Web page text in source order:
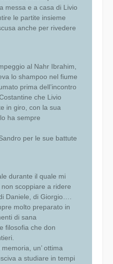
messa e a casa di Livio
le partite insieme
anche per rivedere
al Nahr Ibrahim,
lo shampoo nel fiume
prima dell’incontro
che Livio
in giro, con la sua
ha sempre
per le sue battute
durante il quale mi
scoppiare a ridere
Daniele, di Giorgio….
molto preparato in
di sana
filosofia che don
un’ ottima
a studiare in tempi